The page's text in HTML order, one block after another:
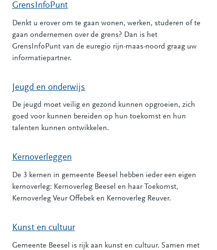
GrensInfoPunt
Denkt u erover om te gaan wonen, werken, studeren of te
gaan ondernemen over de grens? Dan is het
GrensInfoPunt van de euregio rijn-maas-noord graag uw
informatiepartner.
Jeugd en onderwijs
De jeugd moet veilig en gezond kunnen opgroeien, zich
goed voor kunnen bereiden op hun toekomst en hun
talenten kunnen ontwikkelen.
Kernoverleggen
De 3 kernen in gemeente Beesel hebben ieder een eigen
kernoverleg: Kernoverleg Beesel en haar Toekomst,
Kernoverleg Veur Offebek en Kernoverleg Reuver.
Kunst en cultuur
Gemeente Beesel is rijk aan kunst en cultuur. Samen met